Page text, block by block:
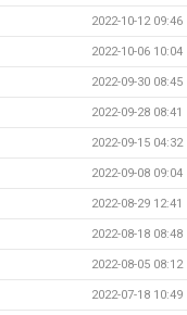
2022-10-12 09:46
2022-10-06 10:04
2022-09-30 08:45
2022-09-28 08:41
2022-09-15 04:32
2022-09-08 09:04
2022-08-29 12:41
2022-08-18 08:48
2022-08-05 08:12
2022-07-18 10:49